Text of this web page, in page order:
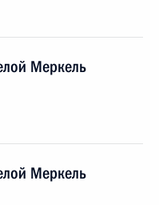
Меркель
Меркель